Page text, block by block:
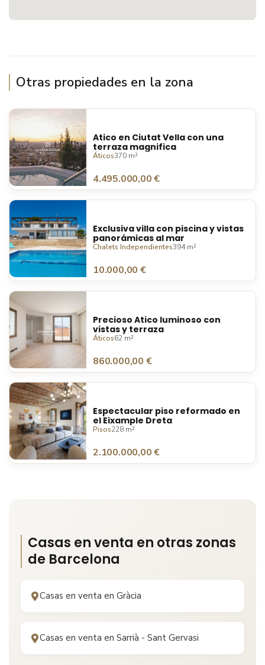
Otras propiedades en la zona
Atico en Ciutat Vella con una
terraza magnifica
Áticos370 m²
4.495.000,00 €
Exclusiva villa con piscina y vistas
panorámicas al mar
Chalets Independientes394 m²
10.000,00 €
Precioso Atico luminoso con
vistas y terraza
Áticos62 m²
860.000,00 €
Espectacular piso reformado en
el Eixample Dreta
Pisos228 m²
2.100.000,00 €
Casas en venta en otras zonas
de Barcelona
Casas en venta en Gràcia
Casas en venta en Sarrià - Sant Gervasi